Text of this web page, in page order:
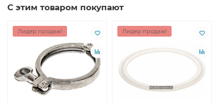
С этим товаром покупают
Лидер продаж! Лидер продаж!